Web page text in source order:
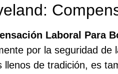
Laboral Para
por la seguridad de
llenos de tradición, es